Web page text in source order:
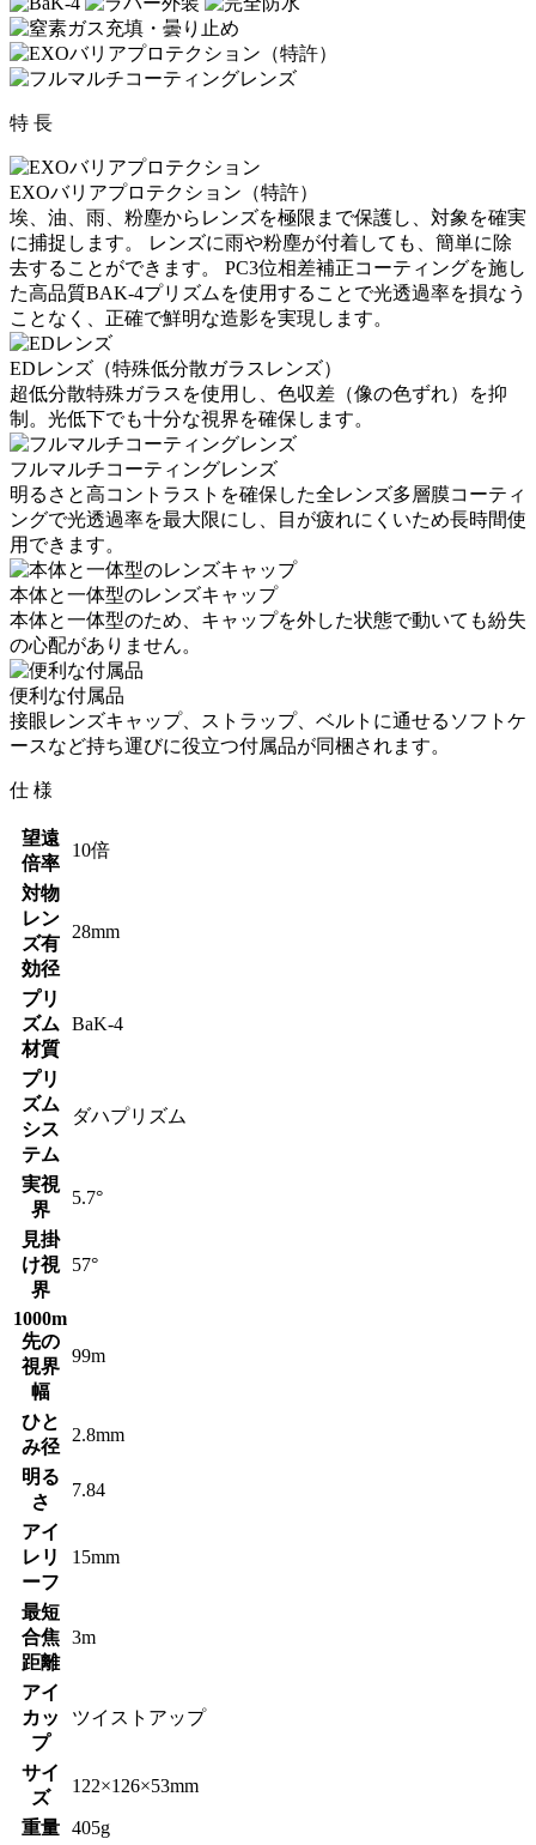
特 長
EXOバリアプロテクション（特許）
埃、油、雨、粉塵からレンズを極限まで保護し、対象を確実
に捕捉します。 レンズに雨や粉塵が付着しても、簡単に除
去することができます。 PC3位相差補正コーティングを施し
た高品質BAK-4プリズムを使用することで光透過率を損なう
ことなく、正確で鮮明な造影を実現します。
EDレンズ（特殊低分散ガラスレンズ）
超低分散特殊ガラスを使用し、色収差（像の色ずれ）を抑
制。光低下でも十分な視界を確保します。
フルマルチコーティングレンズ
明るさと高コントラストを確保した全レンズ多層膜コーティ
ングで光透過率を最大限にし、目が疲れにくいため長時間使
用できます。
本体と一体型のレンズキャップ
本体と一体型のため、キャップを外した状態で動いても紛失
の心配がありません。
便利な付属品
接眼レンズキャップ、ストラップ、ベルトに通せるソフトケ
ースなど持ち運びに役立つ付属品が同梱されます。
仕 様
望遠
倍率
10倍
対物
レン
ズ有
効径
28mm
プリ
ズム
材質
BaK-4
プリ
ズム
シス
テム
ダハプリズム
実視
界
5.7°
見掛
け視
界
57°
1000m
先の
視界
幅
99m
ひと
み径
2.8mm
明る
さ
7.84
アイ
レリ
ーフ
15mm
最短
合焦
距離
3m
アイ
カッ
プ
ツイストアップ
サイ
ズ
122×126×53mm
重量 405g